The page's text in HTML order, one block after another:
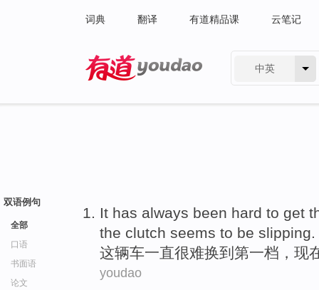
词典 翻译 有道精品课 云笔记
中英
双语例句
全部
口语
书面语
论文
It has always been hard to get
the clutch seems to be slipping.
这辆车一直很难换到 第一档 ， 现
youdao